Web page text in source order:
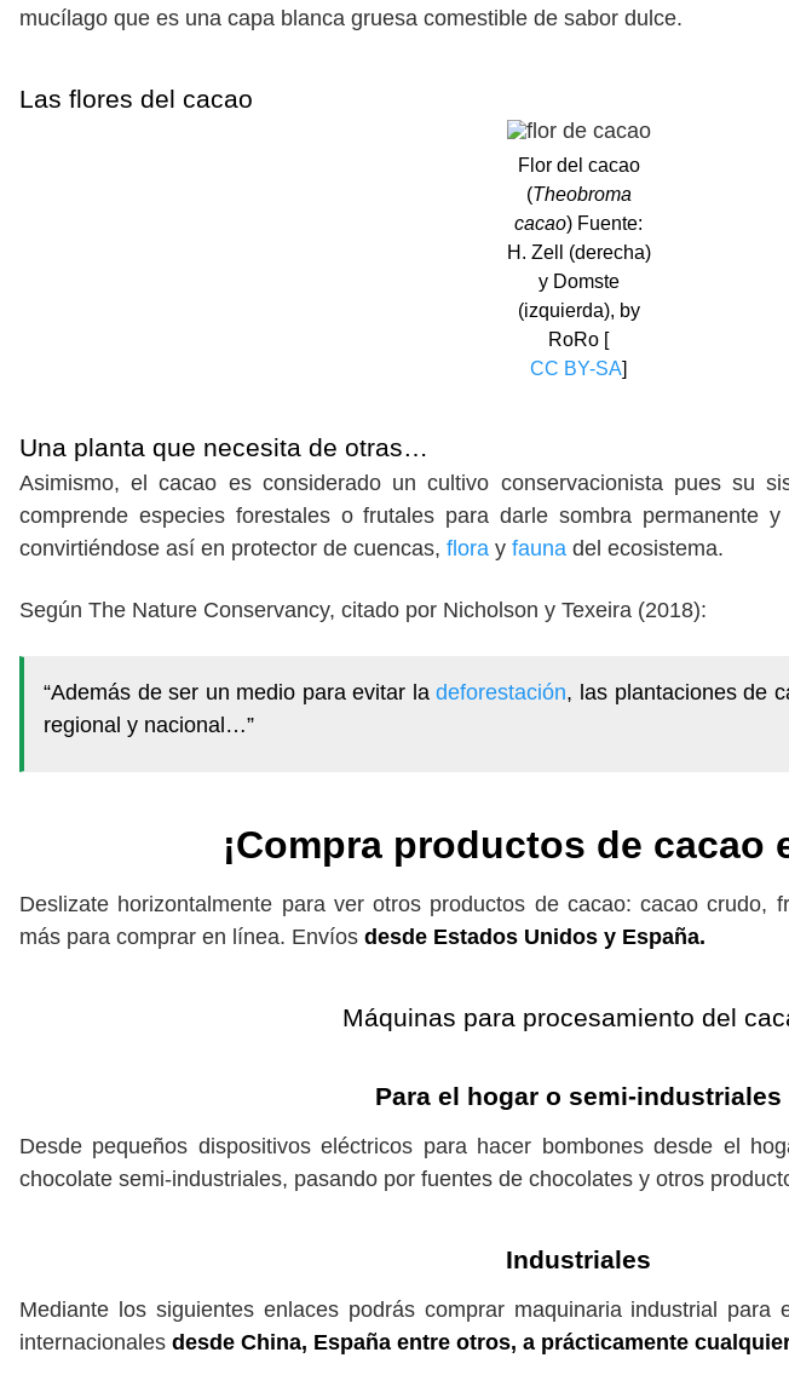
mucílago que es una capa blanca gruesa comestible de sabor dulce.
Las flores del cacao
Flor del cacao
(Theobroma
cacao) Fuente:
H. Zell (derecha)
y Domste
(izquierda), by
RoRo [
CC BY-SA]
Una planta que necesita de otras…
Asimismo, el cacao es considerado un cultivo conservacionista pues su
comprende especies forestales o frutales para darle sombra permanente
convirtiéndose así en protector de cuencas, flora y fauna del ecosistema.
Según The Nature Conservancy, citado por Nicholson y Texeira (2018):
“Además de ser un medio para evitar ladeforestación, las plantaciones de
regional y nacional…”
¡Compra productos de cacao
Deslizate horizontalmente para ver otros productos de cacao: cacao crudo,
más para comprar en línea. Envíos desde Estados Unidos y España.
Máquinas para procesamiento del
Para el hogar o semi-industriales
Desde pequeños dispositivos eléctricos para hacer bombones desde el
chocolate semi-industriales, pasando por fuentes de chocolates y otros
Industriales
Mediante los siguientes enlaces podrás comprar maquinaria industrial para
internacionales desde China, España entre otros, a prácticamente